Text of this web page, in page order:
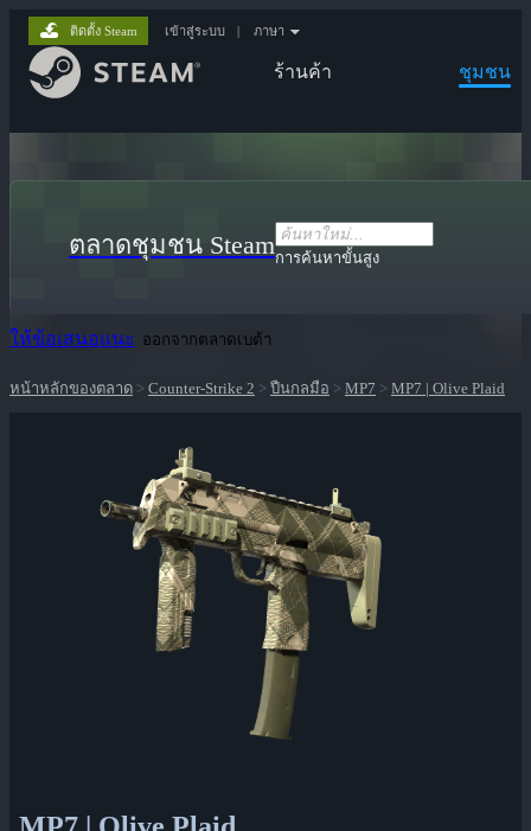
ร้านค้า ชุมชน
ติดตั้ง Steam เข้าสู่ระบบ | ภาษา
ตลาดชุมชน Steamการค้นหาขั้นสูง
ให้ข้อเสนอแนะ ออกจากตลาดเบต้า
หน้าหลักของตลาด > Counter-Strike 2 > ปืนกลมือ > MP7 > MP7 | Olive Plaid